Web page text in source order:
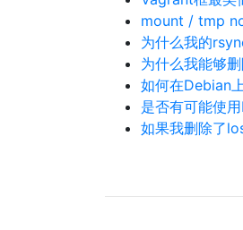
mount / tmp
为什么我的
为什么我能够
如何在Debian
是否有可能使
如果我删除了